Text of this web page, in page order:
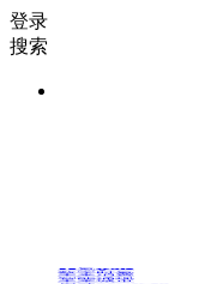
登录
搜索
36氪Auto
未来消费
未来城市